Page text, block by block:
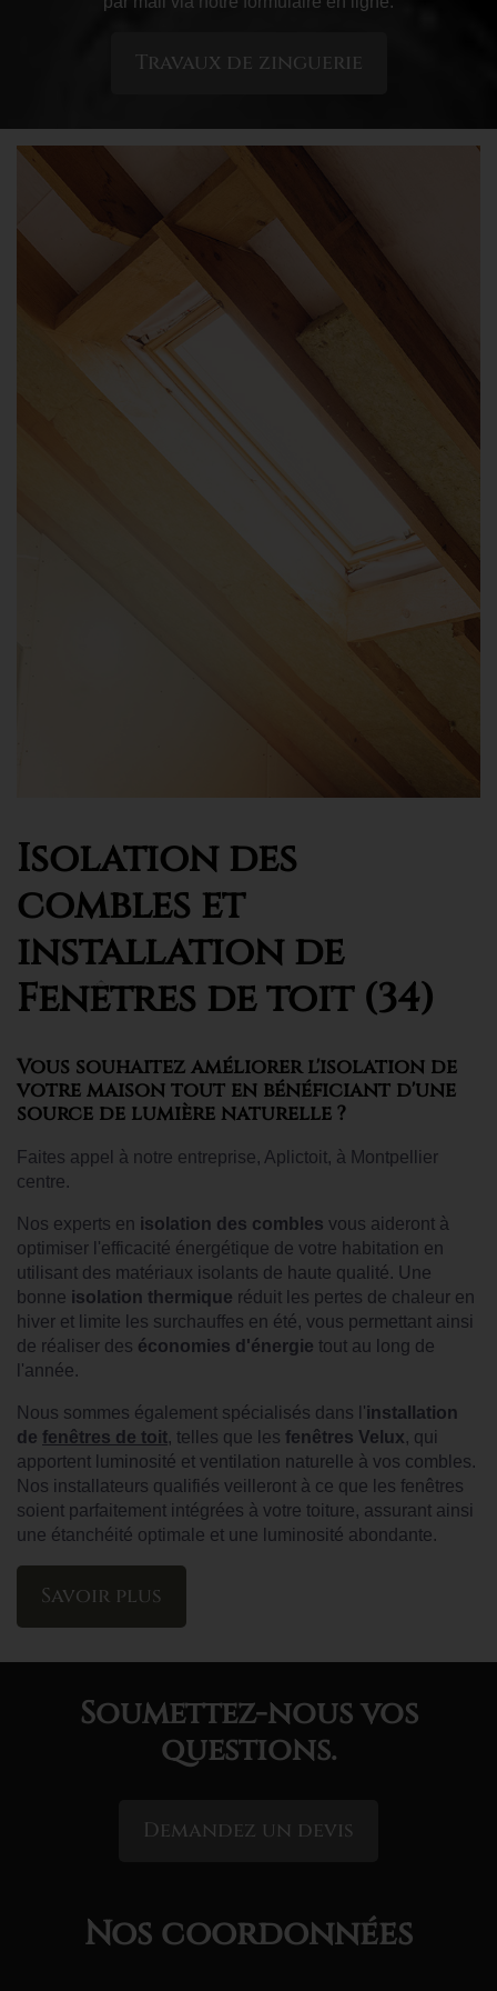
Travaux de zinguerie
Isolation des
combles et
installation de
Fenêtres de toit (34)
Vous souhaitez améliorer l'isolation de
votre maison tout en bénéficiant d'une
source de lumière naturelle ?
Faites appel à notre entreprise, Aplictoit, à Montpellier
centre.
Nos experts en isolation des combles vous aideront à
optimiser l'efficacité énergétique de votre habitation en
utilisant des matériaux isolants de haute qualité. Une
bonne isolation thermique réduit les pertes de chaleur en
hiver et limite les surchauffes en été, vous permettant ainsi
de réaliser des économies d'énergie tout au long de
l'année.
Nous sommes également spécialisés dans l'installation
de fenêtres de toit, telles que les fenêtres Velux, qui
apportent luminosité et ventilation naturelle à vos combles.
Nos installateurs qualifiés veilleront à ce que les fenêtres
soient parfaitement intégrées à votre toiture, assurant ainsi
une étanchéité optimale et une luminosité abondante.
Savoir plus
Soumettez-nous vos
questions.
Demandez un devis
Nos coordonnées